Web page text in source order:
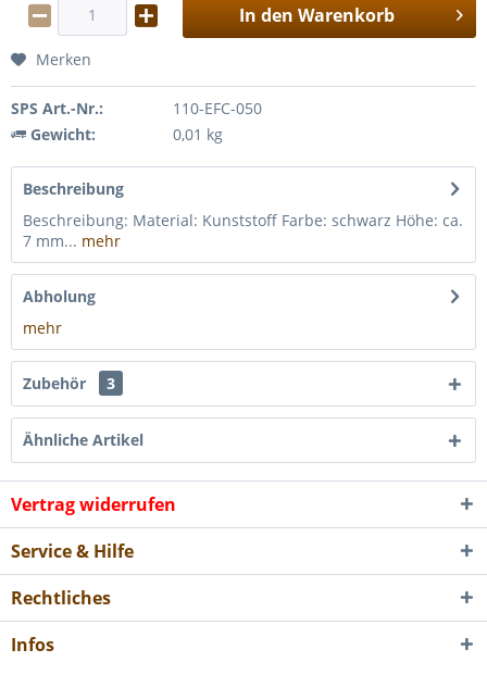
In den Warenkorb
Merken
SPS Art.-Nr.:
110-EFC-050
Gewicht:
0,01 kg
Beschreibung
Beschreibung: Material: Kunststoff Farbe: schwarz Höhe: ca.
7 mm... mehr
Abholung
mehr
Zubehör 3
Ähnliche Artikel
Vertrag widerrufen
Service & Hilfe
Rechtliches
Infos